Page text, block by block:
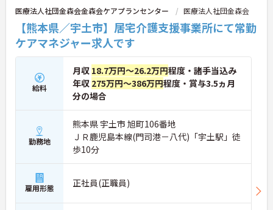
医療法人社団金森会金森会ケアプランセンター 医療法人社団金森会
【熊本県／宇土市】居宅介護支援事業所にて常勤
ケアマネジャー求人です
給料
月収 18.7万円～26.2万円程度・諸手当込み
年収 275万円～386万円程度・賞与3.5ヵ月
分の場合
勤務地
熊本県 宇土市 旭町106番地
ＪＲ鹿児島本線(門司港－八代)「宇土駅」徒
歩10分
雇用形態 正社員(正職員)